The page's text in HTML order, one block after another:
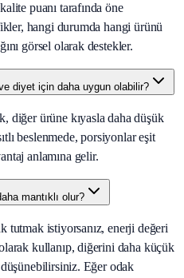
puanı tarafında öne
hangi durumda hangi ürünü
görsel olarak destekler.
diyet için daha uygun olabilir?
diğer ürüne kıyasla daha düşük
beslenmede, porsiyonlar eşit
anlamına gelir.
mantıklı olur?
tutmak istiyorsanız, enerji değeri
kullanıp, diğerini daha küçük
Eğer odak